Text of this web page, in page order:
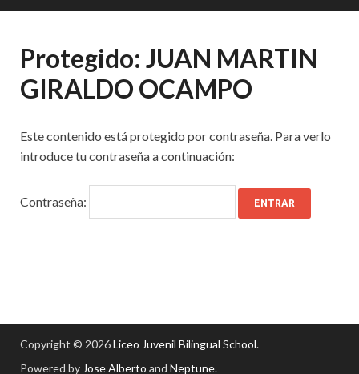
Protegido: JUAN MARTIN
GIRALDO OCAMPO
Este contenido está protegido por contraseña. Para verlo
introduce tu contraseña a continuación:
Contraseña:
Copyright © 2026Liceo Juvenil Bilingual School.
Powered by Jose Alberto and Neptune.